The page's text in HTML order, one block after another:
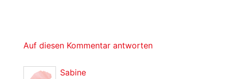
Auf diesen Kommentar antworten
Sabine